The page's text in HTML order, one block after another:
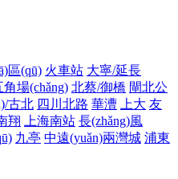
區(qū) 火車站 大寧/延長
角場(chǎng) 北蔡/御橋 閘北公
古北 四川北路 華漕 上大 友
翔 上海南站 長(zhǎng)風
九亭 中遠(yuǎn)兩灣城 浦東